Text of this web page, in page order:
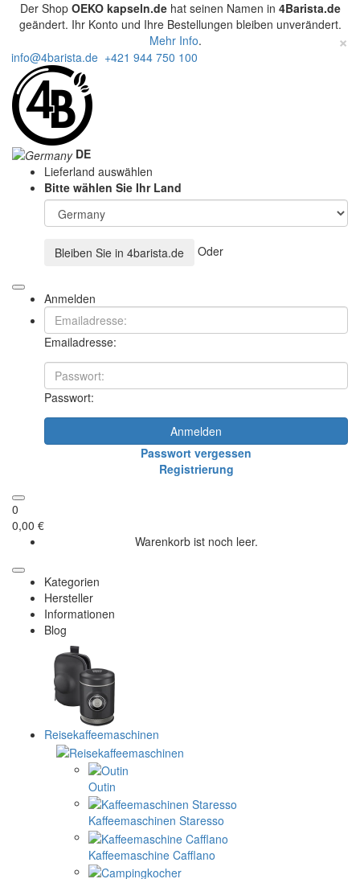
Der Shop OEKO kapseln.dehat seinen Namen in 4Barista.de
geändert. Ihr Konto und Ihre Bestellungen bleiben unverändert.
Mehr Info. ×
info@4barista.de +421 944 750 100
DE
Lieferland auswählen
Bitte wählen Sie Ihr Land
Bleiben Sie in 4barista.de Oder
Anmelden
Emailadresse:
Passwort:
Anmelden
Passwort vergessen
Registrierung
0
0,00 €
Warenkorb ist noch leer.
Kategorien
Hersteller
Informationen
Blog
Reisekaffeemaschinen
Outin
Kaffeemaschinen Staresso
Kaffeemaschine Cafflano